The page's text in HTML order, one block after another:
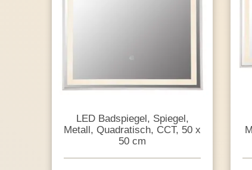
LED Badspiegel, Spiegel,
Metall, Quadratisch, CCT, 50 x
50 cm